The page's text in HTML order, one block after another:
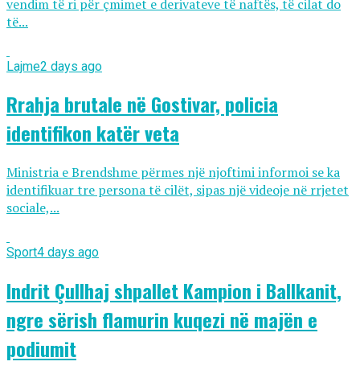
vendim të ri për çmimet e derivateve të naftës, të cilat do
të...
Lajme2 days ago
Rrahja brutale në Gostivar, policia
identifikon katër veta
Ministria e Brendshme përmes një njoftimi informoi se ka
identifikuar tre persona të cilët, sipas një videoje në rrjetet
sociale,...
Sport4 days ago
Indrit Çullhaj shpallet Kampion i Ballkanit,
ngre sërish flamurin kuqezi në majën e
podiumit